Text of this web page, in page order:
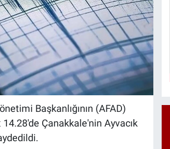
Başkanlığının (AFAD)
Çanakkale'nin Ayvacık